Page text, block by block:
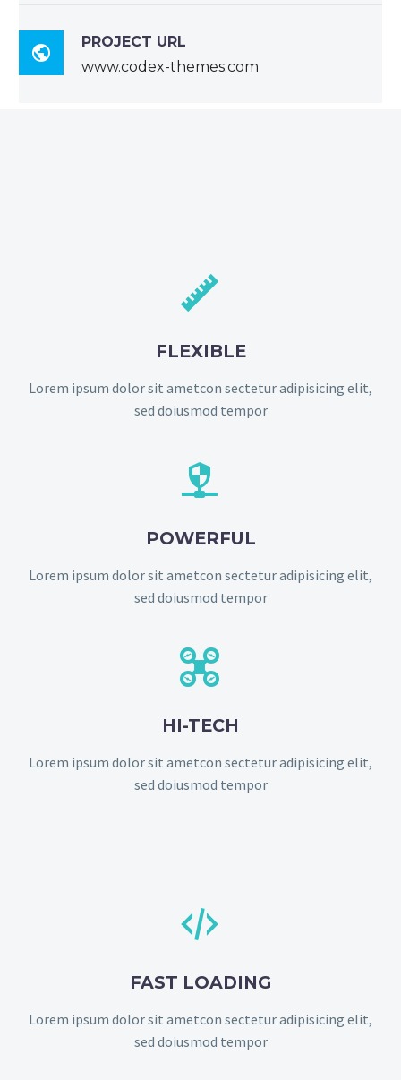

PROJECT URL
www.codex-themes.com


FLEXIBLE
Lorem ipsum dolor sit ametcon sectetur adipisicing elit,
sed doiusmod tempor


POWERFUL
Lorem ipsum dolor sit ametcon sectetur adipisicing elit,
sed doiusmod tempor


HI-TECH
Lorem ipsum dolor sit ametcon sectetur adipisicing elit,
sed doiusmod tempor


FAST LOADING
Lorem ipsum dolor sit ametcon sectetur adipisicing elit,
sed doiusmod tempor